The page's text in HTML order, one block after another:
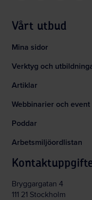
Vårt utbud
Mina sidor
Verktyg och
Artiklar
Webbinarier och event
Poddar
Arbetsmiljöordlistan
Bryggargatan 4
111 21 Stockholm